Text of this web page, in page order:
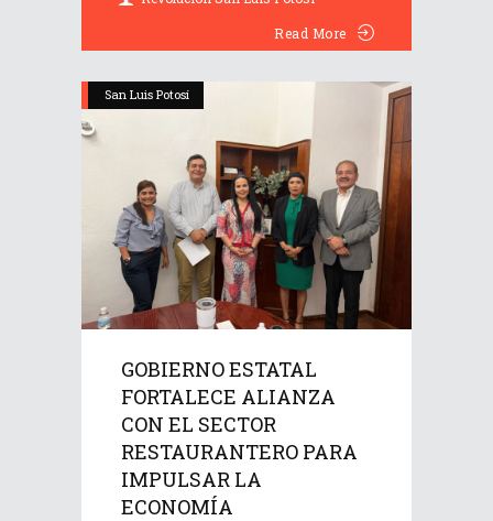
Read More
San Luis Potosí
GOBIERNO ESTATAL
FORTALECE ALIANZA
CON EL SECTOR
RESTAURANTERO PARA
IMPULSAR LA
ECONOMÍA